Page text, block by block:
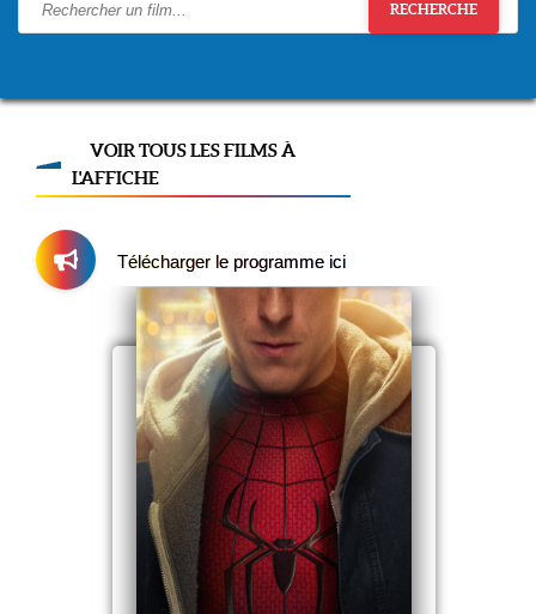
RECHERCHE
VOIR TOUS LES FILMS À
L'AFFICHE
Télécharger le programme ici